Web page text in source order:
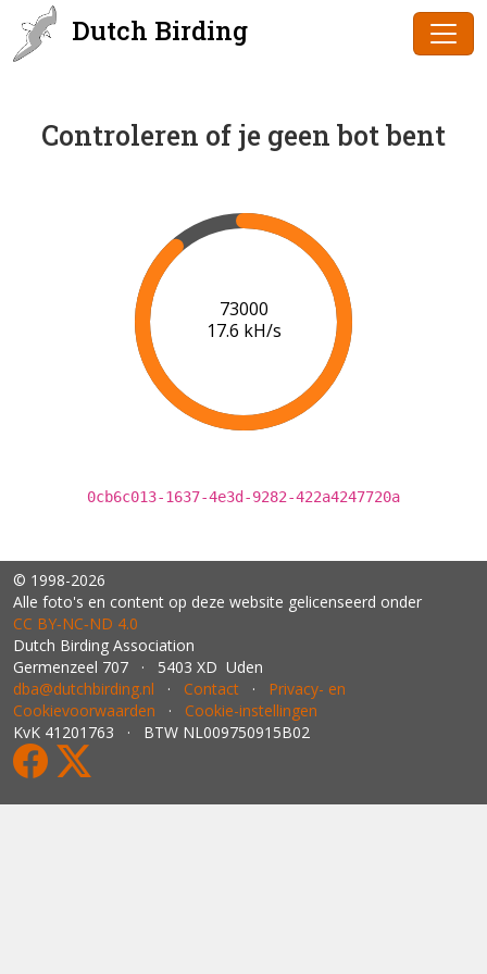
Dutch Birding
Controleren of je geen bot bent
74000
17.6 kH/s
0cb6c013-1637-4e3d-9282-422a4247720a
© 1998-2026
Alle foto's en content op deze website gelicenseerd onder
CC BY‑NC‑ND 4.0
Dutch Birding Association
Germenzeel 707 · 5403 XD Uden
dba@dutchbirding.nl · Contact · Privacy- en
Cookievoorwaarden · Cookie-instellingen
KvK 41201763 · BTW NL009750915B02